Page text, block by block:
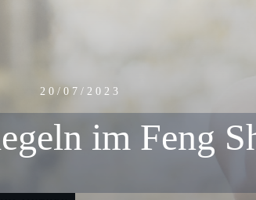
20/07/2023
im Feng